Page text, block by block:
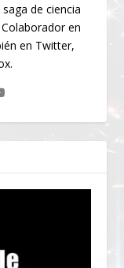
de ciencia
en
en Twitter,